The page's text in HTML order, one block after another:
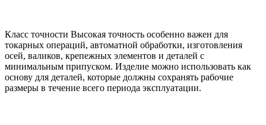
Класс точности Высокая точность особенно важен для
токарных операций, автоматной обработки, изготовления
осей, валиков, крепежных элементов и деталей с
минимальным припуском. Изделие можно использовать как
основу для деталей, которые должны сохранять рабочие
размеры в течение всего периода эксплуатации.